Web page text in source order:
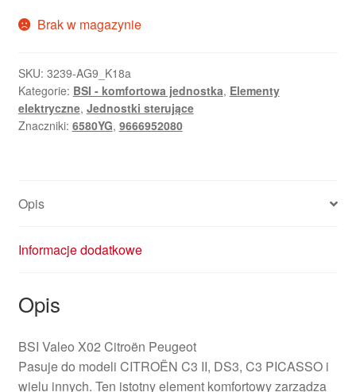
Brak w magazynie
SKU: 3239-AG9_K18a
Kategorie: BSI - komfortowa jednostka, Elementy
elektryczne, Jednostki sterujące
Znaczniki: 6580YG, 9666952080
Opis
Informacje dodatkowe
Opis
BSI Valeo X02 Citroën Peugeot
Pasuje do modeli CITROËN C3 II, DS3, C3 PICASSO i
wielu innych. Ten istotny element komfortowy zarządza